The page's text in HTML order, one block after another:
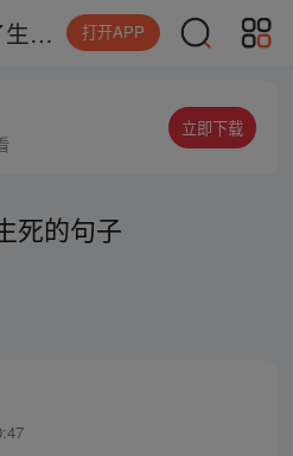
和朋友一起经历了生死的句子 打开APP
立即下载
死的句子